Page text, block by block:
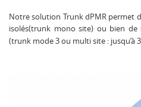
Notre solution Trunk dPMR permet
isolés(trunk mono site) ou bien
(trunk mode 3 ou multi site : jusqu’à